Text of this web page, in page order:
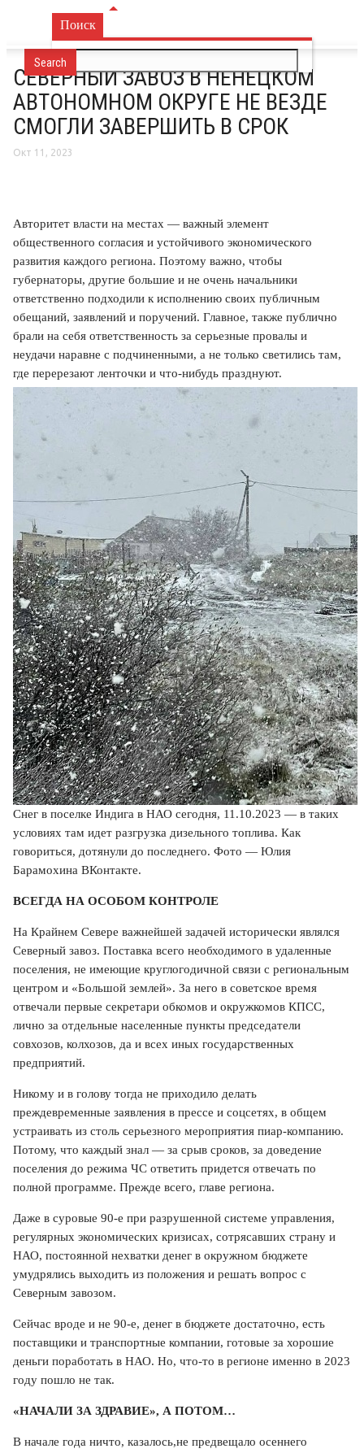
ВРЕМЯ В НАРЬЯН-МАРЕ
Поиск
СЕВЕРНЫЙ ЗАВОЗ В НЕНЕЦКОМ
АВТОНОМНОМ ОКРУГЕ НЕ ВЕЗДЕ
СМОГЛИ ЗАВЕРШИТЬ В СРОК
Окт 11, 2023
Авторитет власти на местах — важный элемент
общественного согласия и устойчивого экономического
развития каждого региона. Поэтому важно, чтобы
губернаторы, другие большие и не очень начальники
ответственно подходили к исполнению своих публичным
обещаний, заявлений и поручений. Главное, также публично
брали на себя ответственность за серьезные провалы и
неудачи наравне с подчиненными, а не только светились там,
где перерезают ленточки и что-нибудь празднуют.
Снег в поселке Индига в НАО сегодня, 11.10.2023 — в таких
условиях там идет разгрузка дизельного топлива. Как
говориться, дотянули до последнего. Фото — Юлия
Барамохина ВКонтакте.
ВСЕГДА НА ОСОБОМ КОНТРОЛЕ
На Крайнем Севере важнейшей задачей исторически являлся
Северный завоз. Поставка всего необходимого в удаленные
поселения, не имеющие круглогодичной связи с региональным
центром и «Большой землей». За него в советское время
отвечали первые секретари обкомов и окружкомов КПСС,
лично за отдельные населенные пункты председатели
совхозов, колхозов, да и всех иных государственных
предприятий.
Никому и в голову тогда не приходило делать
преждевременные заявления в прессе и соцсетях, в общем
устраивать из столь серьезного мероприятия пиар-компанию.
Потому, что каждый знал — за срыв сроков, за доведение
поселения до режима ЧС ответить придется отвечать по
полной программе. Прежде всего, главе региона.
Даже в суровые 90-е при разрушенной системе управления,
регулярных экономических кризисах, сотрясавших страну и
НАО, постоянной нехватки денег в окружном бюджете
умудрялись выходить из положения и решать вопрос с
Северным завозом.
Сейчас вроде и не 90-е, денег в бюджете достаточно, есть
поставщики и транспортные компании, готовые за хорошие
деньги поработать в НАО. Но, что-то в регионе именно в 2023
году пошло не так.
«НАЧАЛИ ЗА ЗДРАВИЕ», А ПОТОМ…
В начале года ничто, казалось,не предвещало осеннего